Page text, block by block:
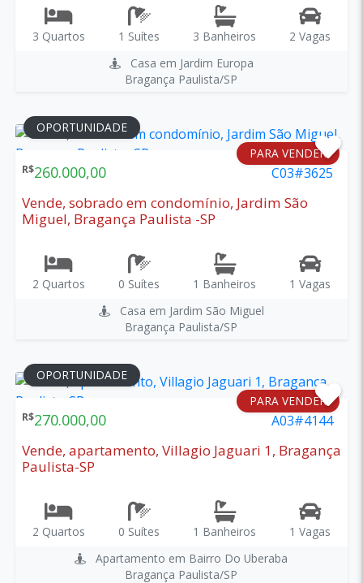
3 Quartos 1 Suítes 3 Banheiros
2 Vagas
Casa em Jardim Europa
Bragança Paulista/SP
OPORTUNIDADE
PARA VENDER
R$260.000,00 C03#3625
Vende, sobrado em condomínio, Jardim São
Miguel, Bragança Paulista -SP
2 Quartos 0 Suítes 1 Banheiros
1 Vagas
Casa em Jardim São Miguel
Bragança Paulista/SP
OPORTUNIDADE
PARA VENDER
R$270.000,00 A03#4144
Vende, apartamento, Villagio Jaguari 1, Bragança
Paulista-SP
2 Quartos 0 Suítes 1 Banheiros
1 Vagas
Apartamento em Bairro Do Uberaba
Bragança Paulista/SP